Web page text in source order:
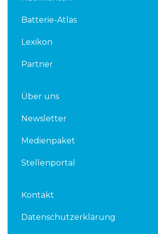
Batterie-Atlas
Lexikon
Partner
Über uns
Newsletter
Medienpaket
Stellenportal
Kontakt
Datenschutzerklärung